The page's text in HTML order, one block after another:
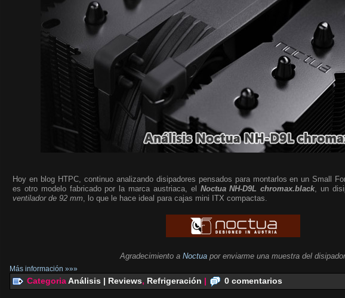
Hoy en blog HTPC, continuo analizando disipadores pensados para montarlos en un Small
es otro modelo fabricado por la marca austriaca, el Noctua NH-D9L chromax.black, un
ventilador de 92 mm , lo que le hace ideal para cajas mini ITX compactas.
Agradecimiento a Noctua por enviarme una muestra del disipador
Más información »»»
CategoriaAnálisis | Reviews, Refrigeración | 0 comentarios